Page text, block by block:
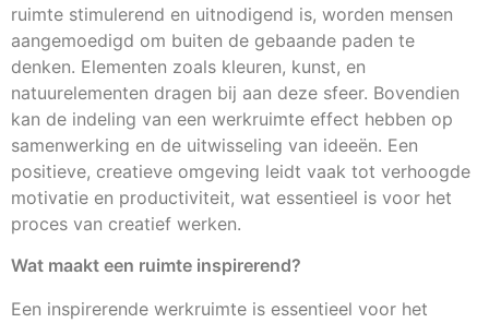
ruimte stimulerend en uitnodigend is, worden mensen
aangemoedigd om buiten de gebaande paden te
denken. Elementen zoals kleuren, kunst, en
natuurelementen dragen bij aan deze sfeer. Bovendien
kan de indeling van een werkruimte effect hebben op
samenwerking en de uitwisseling van ideeën. Een
positieve, creatieve omgeving leidt vaak tot verhoogde
motivatie en productiviteit, wat essentieel is voor het
proces van creatief werken.
Wat maakt een ruimte inspirerend?
Een inspirerende werkruimte is essentieel voor het